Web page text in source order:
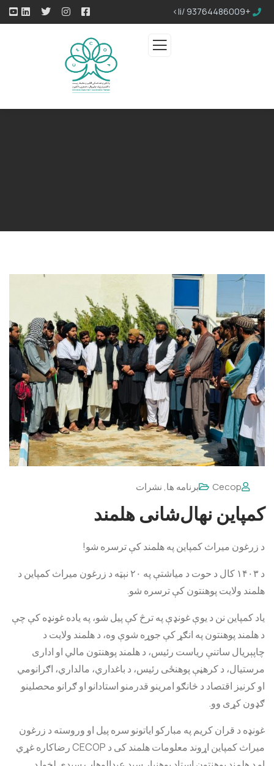
+93764486009 /li>
Cecop برنامه ها,نشرات
کمپاین نهال‌شانی هلمند
د زرغون میراث کمپاین په هلمند کې ترسره شو!
د ۱۴۰۳ کال د حوت د میاشتې په ۲۰ نېټه د زرغون میراث کمپاین د
هلمند ولایت پوهنتون کې ترسره شو.
یاد کمپاین نن د یوې غونډې په ترڅ کې پیل شو، په یاده غونډه کې چې
د هلمند پوهنتون په انګړ کې جوړه شوې وه، د هلمند ولایت د
چاپېریال ساتنې ریاست رئیس، د هلمند پوهنتون مالي او اداری
مرستیال، د کرهڼې پوهنځی رئیس، د باغداري، مالداري، اګرانومي
او کرنیز اقتصاد د څانګو امرینو قدرمنو استادانو او ګرانو محصلینو
ګډون کړی وو.
غونډه د قران کریم په مبارکو ایاتونو سره پیل او وروسته د زرغون
میراث کمپاین اړوند معلومات هلمند کی د CECOP رضاکاره غړي